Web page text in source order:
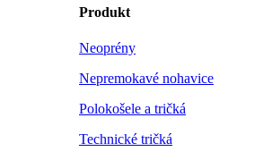
Produkt
Neoprény
Nepremokavé nohavice
Polokošele a tričká
Technické tričká